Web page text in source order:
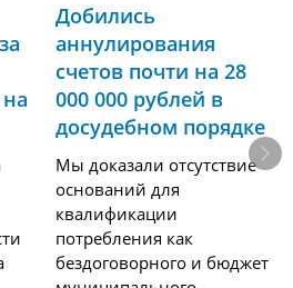
Добились
аннулирования
счетов почти на 28
000 000 рублей в
досудебном порядке
Мы доказали отсутствие
оснований для
квалификации
потребления как
бездоговорного и бюджет